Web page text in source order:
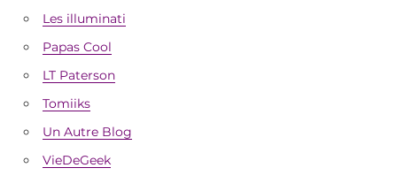
Les illuminati
Papas Cool
LT Paterson
Tomiiks
Un Autre Blog
VieDeGeek